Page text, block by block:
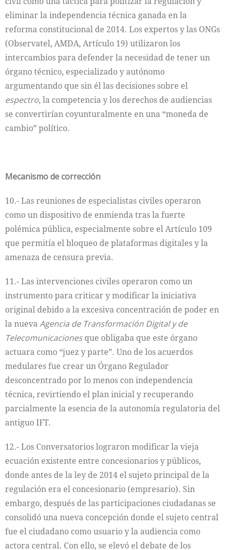
eliminar la independencia técnica ganada en la
reforma constitucional de 2014. Los expertos y las ONGs
(Observatel, AMDA, Artículo 19) utilizaron los
intercambios para defender la necesidad de tener un
órgano técnico, especializado y autónomo
argumentando que sin él las decisiones sobre el
espectro, la competencia y los derechos de audiencias
se convertirían coyunturalmente en una “moneda de
cambio” político.
Mecanismo de corrección
10.- Las reuniones de especialistas civiles operaron
como un dispositivo de enmienda tras la fuerte
polémica pública, especialmente sobre el Artículo 109
que permitía el bloqueo de plataformas digitales y la
amenaza de censura previa.
11.- Las intervenciones civiles operaron como un
instrumento para criticar y modificar la iniciativa
original debido a la excesiva concentración de poder en
la nuevaAgencia de Transformación Digital y de
Telecomunicacionesque obligaba que este órgano
actuara como “juez y parte”. Uno de los acuerdos
medulares fue crear un Órgano Regulador
desconcentrado por lo menos con independencia
técnica, revirtiendo el plan inicial y recuperando
parcialmente la esencia de la autonomía regulatoria del
antiguo IFT.
12.- Los Conversatorios lograron modificar la vieja
ecuación existente entre concesionarios y públicos,
donde antes de la ley de 2014 el sujeto principal de la
regulación era el concesionario (empresario). Sin
embargo, después de las participaciones ciudadanas se
consolidó una nueva concepción donde el sujeto central
fue el ciudadano como usuario y la audiencia como
actora central. Con ello, se elevó el debate de los